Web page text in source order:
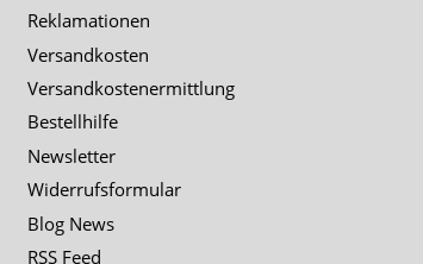
Reklamationen
Versandkosten
Versandkostenermittlung
Bestellhilfe
Newsletter
Widerrufsformular
Blog News
RSS Feed